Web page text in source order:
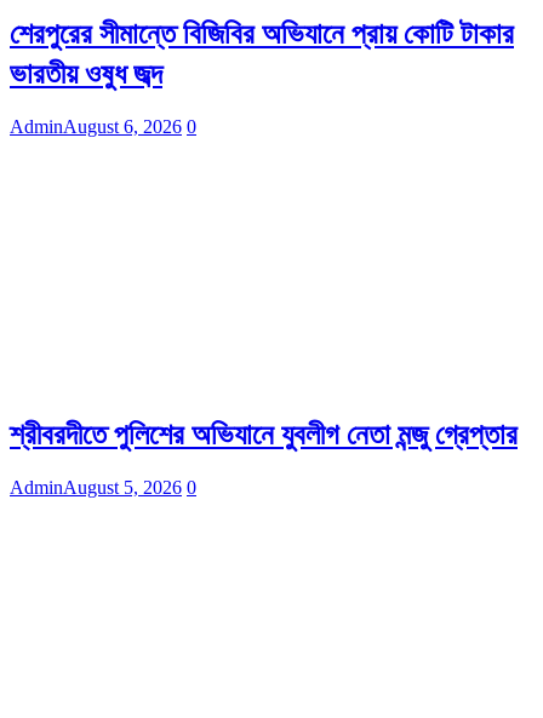
শেরপুরের সীমান্তে বিজিবির অভিযানে প্রায় কোটি টাকার
ভারতীয় ওষুধ জব্দ
AdminAugust 6, 2026 0
শ্রীবরদীতে পুলিশের অভিযানে যুবলীগ নেতা মন্জু গ্রেপ্তার
AdminAugust 5, 2026 0